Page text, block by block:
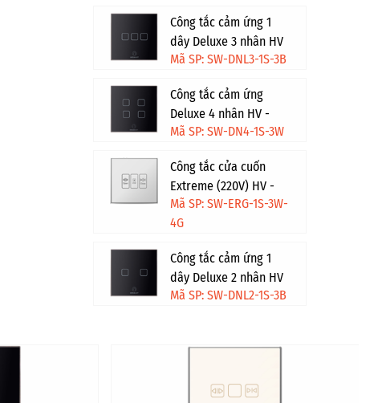
Công tắc cảm ứng 1
dây Deluxe 3 nhân HV
- Đen
Mã SP: SW-DNL3-1S-3B
Công tắc cảm ứng
Deluxe 4 nhân HV -
Trắng
Mã SP: SW-DN4-1S-3W
Công tắc cửa cuốn
Extreme (220V) HV -
Trắng viền vàng
Mã SP: SW-ERG-1S-3W-
4G
Công tắc cảm ứng 1
dây Deluxe 2 nhân HV
- Đen
Mã SP: SW-DNL2-1S-3B